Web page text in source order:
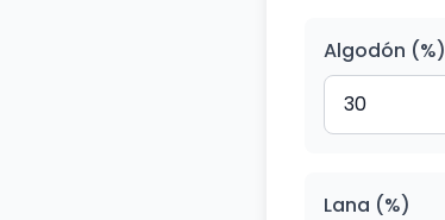
Algodón (%)
Lana (%)